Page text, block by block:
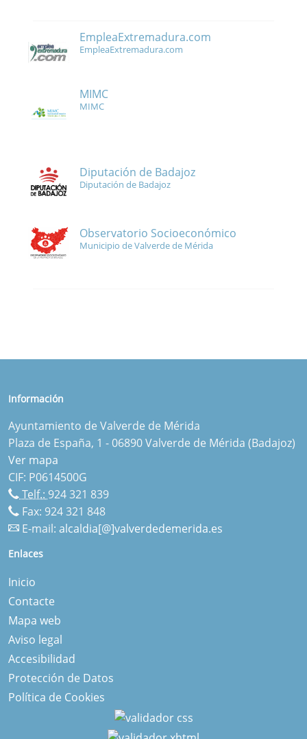
EmpleaExtremadura.com
EmpleaExtremadura.com
MIMC
MIMC
Diputación de Badajoz
Diputación de Badajoz
Observatorio Socioeconómico
Municipio de Valverde de Mérida
Información
Ayuntamiento de Valverde de Mérida
Plaza de España, 1 - 06890 Valverde de Mérida (Badajoz)
Ver mapa
CIF: P0614500G
Telf.: 924 321 839
Fax: 924 321 848
E-mail: alcaldia[@]valverdedemerida.es
Enlaces
Inicio
Contacte
Mapa web
Aviso legal
Accesibilidad
Protección de Datos
Política de Cookies